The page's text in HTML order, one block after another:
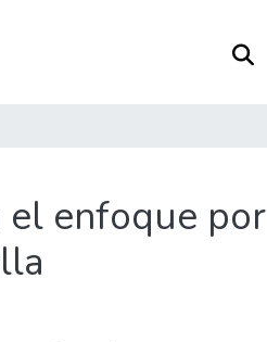
el enfoque por